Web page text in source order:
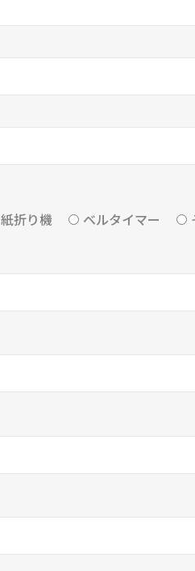
紙折り機 ベルタイマー